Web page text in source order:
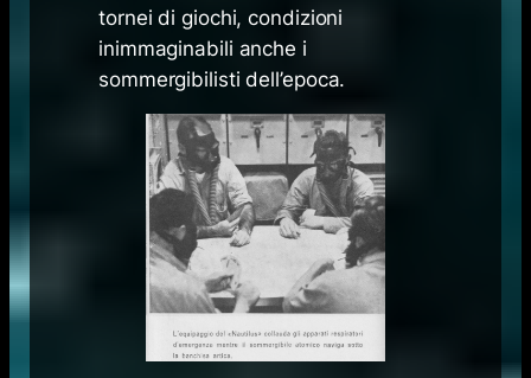
tornei di giochi, condizioni
inimmaginabili anche i
sommergibilisti dell’epoca.